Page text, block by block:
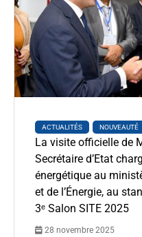
ACTUALITÉS NOUVEAUTÉ
La visite officielle de
Secrétaire d’Etat
énergétique au
et de l’Énergie, au
3ᵉ Salon SITE 2025
28 novembre 2025